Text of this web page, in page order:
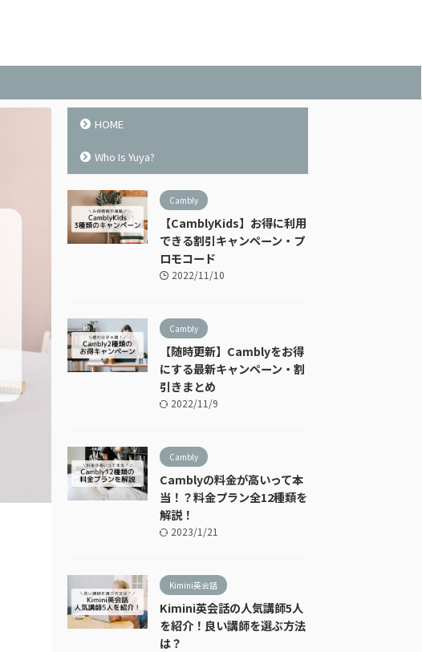
HOME
Who Is Yuya?
Cambly
【CamblyKids】お得に利用
できる割引キャンペーン・プ
ロモコード
2022/11/10
Cambly
【随時更新】Camblyをお得
にする最新キャンペーン・割
引きまとめ
2022/11/9
Cambly
Camblyの料金が高いって本
当！？料金プラン全12種類を
解説！
2023/1/21
Kimini英会話
Kimini英会話の人気講師5人
を紹介！良い講師を選ぶ方法
は？